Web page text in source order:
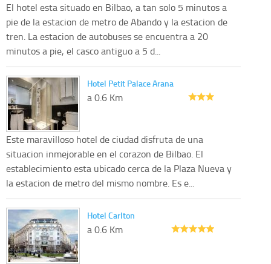
El hotel esta situado en Bilbao, a tan solo 5 minutos a
pie de la estacion de metro de Abando y la estacion de
tren. La estacion de autobuses se encuentra a 20
minutos a pie, el casco antiguo a 5 d...
Hotel Petit Palace Arana
a 0.6 Km
Este maravilloso hotel de ciudad disfruta de una
situacion inmejorable en el corazon de Bilbao. El
establecimiento esta ubicado cerca de la Plaza Nueva y
la estacion de metro del mismo nombre. Es e...
Hotel Carlton
a 0.6 Km